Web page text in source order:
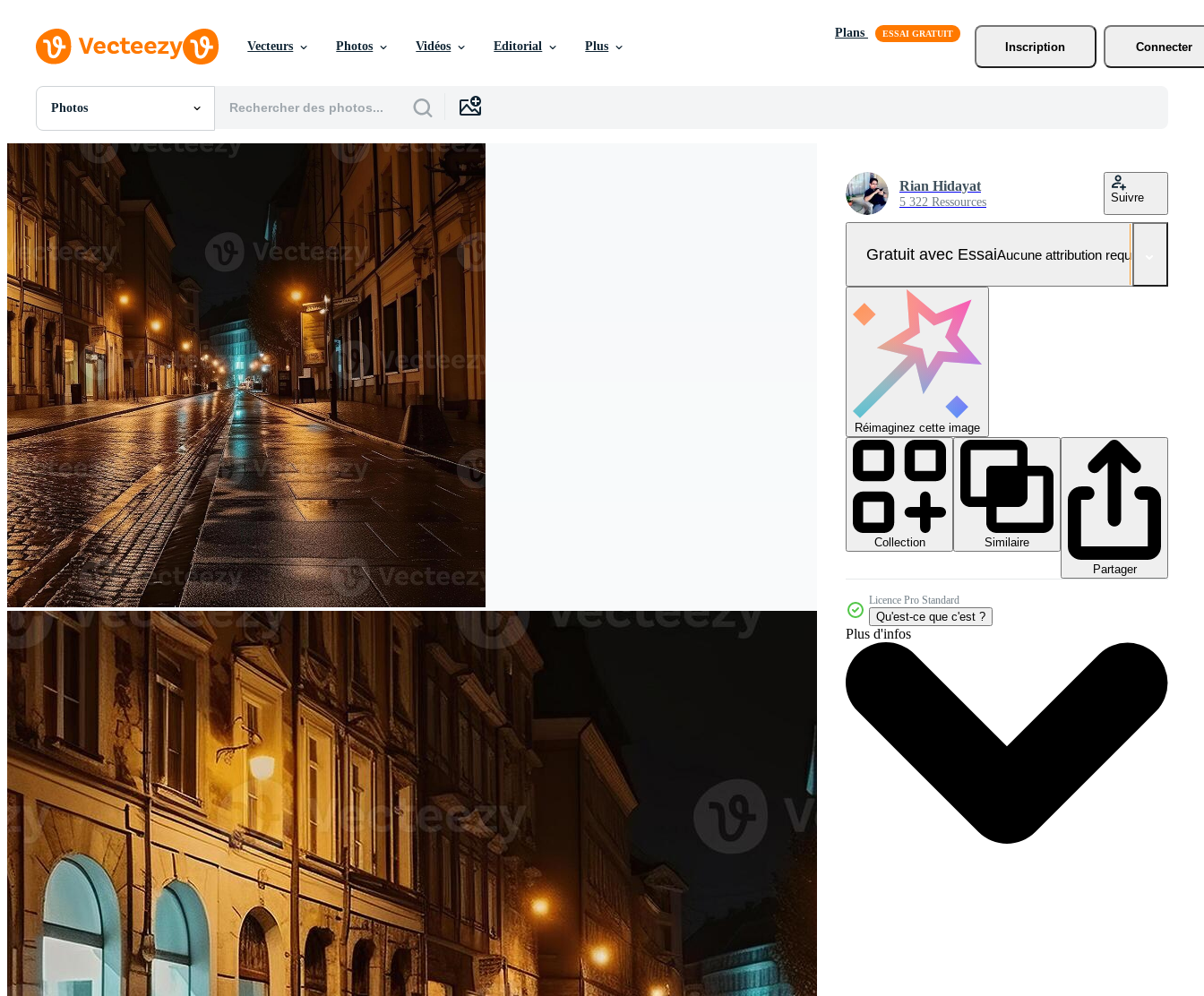
Vecteurs Photos Vidéos Editorial Plus
Plans
Inscription
Connecter
Photos
Toutes Images
Photos
PNGs
PSDs
SVGs
Modèles
Vecteurs
Vidéos
Motion graphics
Images Éditoriales
Événements Éditoriaux
Rian Hidayat
5 322 Ressources Suivre
Gratuit avec EssaiAucune attribution requise
Réimaginez cette image
Collection
Similaire
Partager
Licence Pro Standard
Qu'est-ce que c'est ?
Plus d'infos